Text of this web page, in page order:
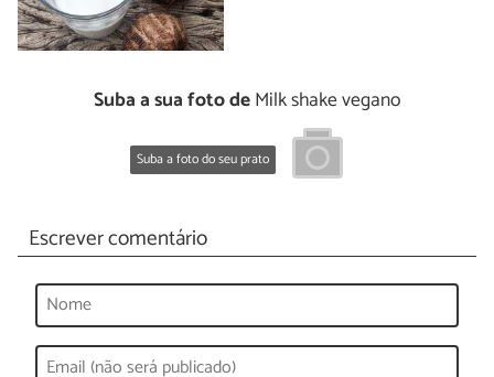
Suba a sua foto deMilk shake vegano
Suba a foto do seu prato
Escrever comentário